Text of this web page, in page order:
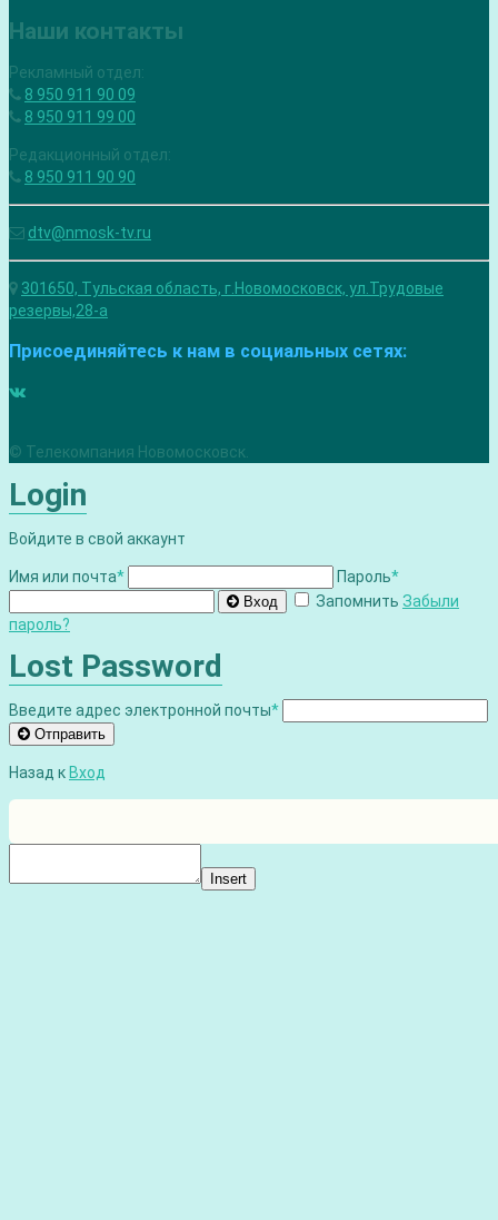
Наши контакты
Рекламный отдел:
8 950 911 90 09
8 950 911 99 00
Редакционный отдел:
8 950 911 90 90
dtv@nmosk-tv.ru
301650, Тульская область, г.Новомосковск, ул.Трудовые
резервы,28-а
Присоединяйтесь к нам в социальных сетях:
© Телекомпания Новомосковск.
Login
Войдите в свой аккаунт
Имя или почта* Пароль*
Вход Запомнить Забыли
пароль?
Lost Password
Введите адрес электронной почты*
Отправить
Назад к Вход
Insert